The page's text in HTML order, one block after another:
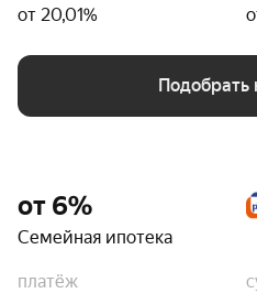
от 20,01%
Подобрать
от 6%
Семейная ипотека
платёж